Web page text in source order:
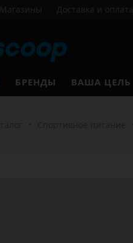
Магазины Доставка и оплата
БРЕНДЫ ВАША ЦЕЛЬ